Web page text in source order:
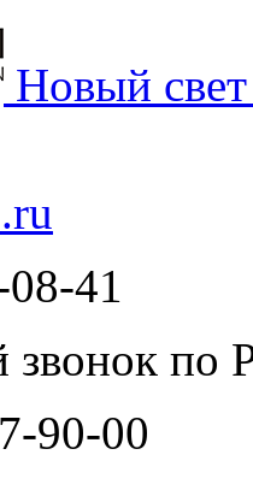
Новый
41
звонок по
90-00